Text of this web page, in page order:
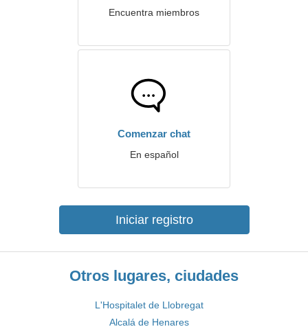
Encuentra miembros
Comenzar chat
En español
Iniciar registro
Otros lugares, ciudades
L'Hospitalet de Llobregat
Alcalá de Henares